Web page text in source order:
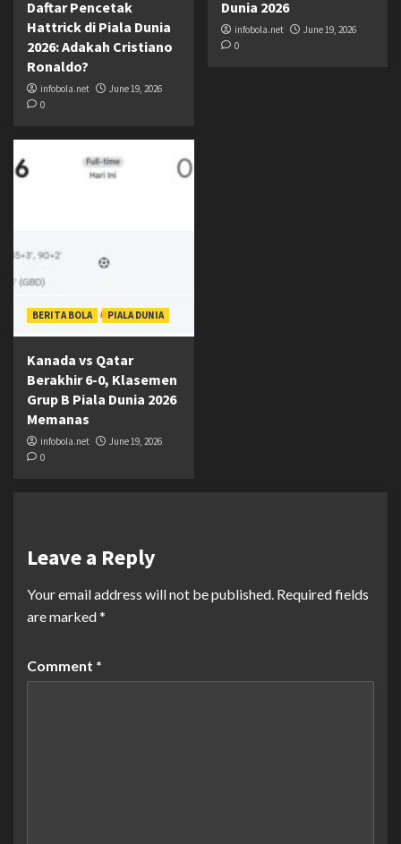
Daftar Pencetak
Hattrick di Piala Dunia
2026: Adakah Cristiano
Ronaldo?
infobola.net
June 19, 2026
0
Dunia 2026
infobola.net
June 19, 2026
0
BERITA BOLA PIALA DUNIA
Kanada vs Qatar
Berakhir 6-0, Klasemen
Grup B Piala Dunia 2026
Memanas
infobola.net
June 19, 2026
0
Leave a Reply
Your email address will not be published. Required fields
are marked*
Comment *